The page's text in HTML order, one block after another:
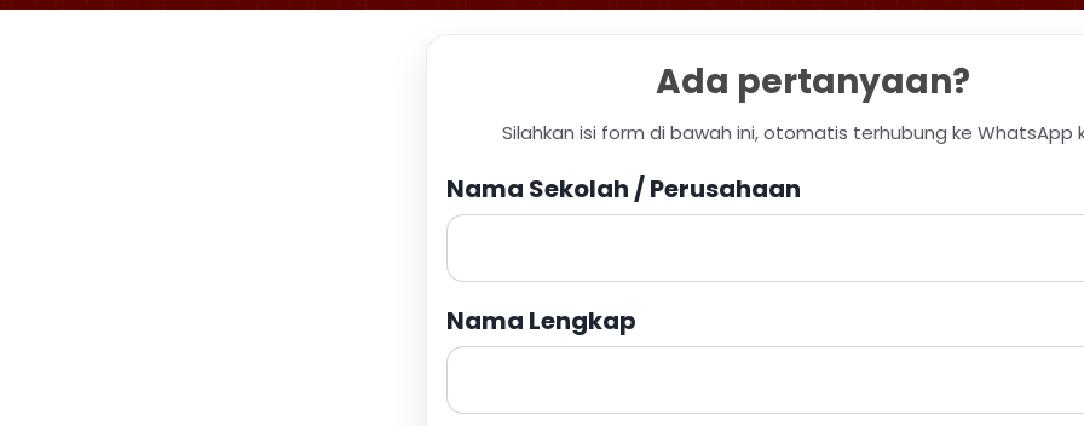
Ada pertanyaan?
Silahkan isi form di bawah ini, otomatis terhubung ke WhatsApp
Nama Sekolah / Perusahaan
Nama Lengkap